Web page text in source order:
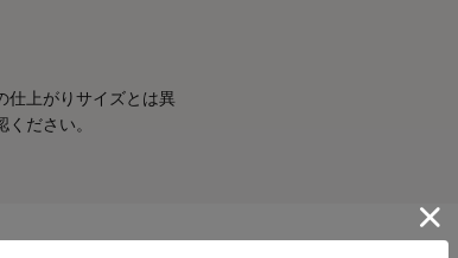
仕上がりサイズとは異
ださい。